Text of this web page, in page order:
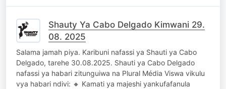
Shauty Ya Cabo Delgado Kimwani 29.
08. 2025
Salama jamah piya. Karibuni nafassi ya Shauti ya Cabo
Delgado, tarehe 30.08.2025. Shauti ya Cabo Delgado
nafassi ya habari zitunguiwa na Plural Média Viswa vikulu
vya habari ndivi: 🔸 Kamati ya majeshi yankufafanula